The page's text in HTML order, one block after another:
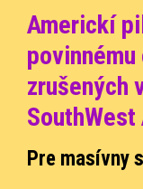
Americkí
zrušených
Pre masívny